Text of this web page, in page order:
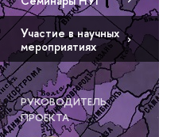
Участие в научных
мероприятиях
РУКОВОДИТЕЛЬ
ПРОЕКТА